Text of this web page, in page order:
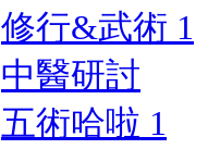
修行&武術 1
中醫研討
五術哈啦 1